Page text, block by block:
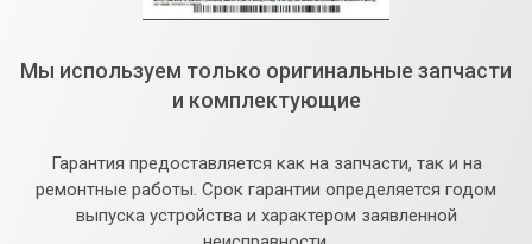
Мы используем только оригинальные запчасти
и комплектующие
Гарантия предоставляется как на запчасти, так и на
ремонтные работы. Срок гарантии определяется годом
выпуска устройства и характером заявленной